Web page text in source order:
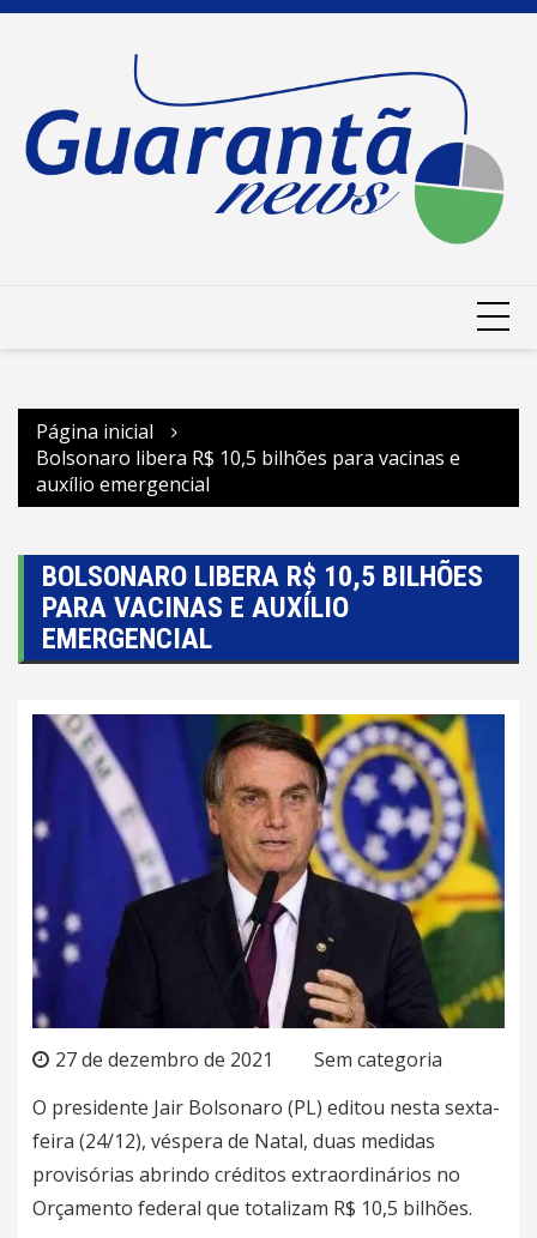
Ir
Página inicial
Bolsonaro libera R$ 10,5 bilhões para vacinas e
auxílio emergencial
BOLSONARO LIBERA R$ 10,5 BILHÕES
PARA VACINAS E AUXÍLIO
EMERGENCIAL
27 de dezembro de 2021
Sem categoria
O presidente Jair Bolsonaro (PL) editou nesta sexta-
feira (24/12), véspera de Natal, duas medidas
provisórias abrindo créditos extraordinários no
Orçamento federal que totalizam R$ 10,5 bilhões.